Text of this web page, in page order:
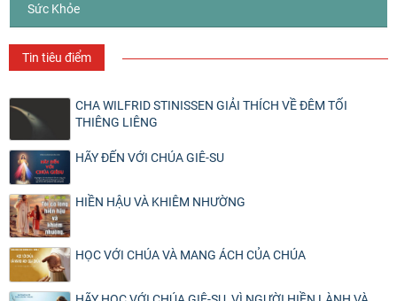
Sức Khỏe
Tin tiêu điểm
CHA WILFRID STINISSEN GIẢI THÍCH VỀ ĐÊM TỐI
THIÊNG LIÊNG
HÃY ĐẾN VỚI CHÚA GIÊ-SU
HIỀN HẬU VÀ KHIÊM NHƯỜNG
HỌC VỚI CHÚA VÀ MANG ÁCH CỦA CHÚA